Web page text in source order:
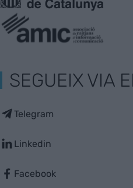
SEGUEIX VIA
Telegram
Linkedin
Facebook